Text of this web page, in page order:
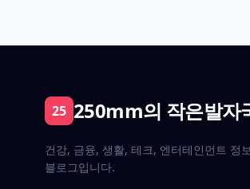
25 250mm의 작은발자
건강, 금융, 생활, 테크, 엔터테인먼트 정
블로그입니다.